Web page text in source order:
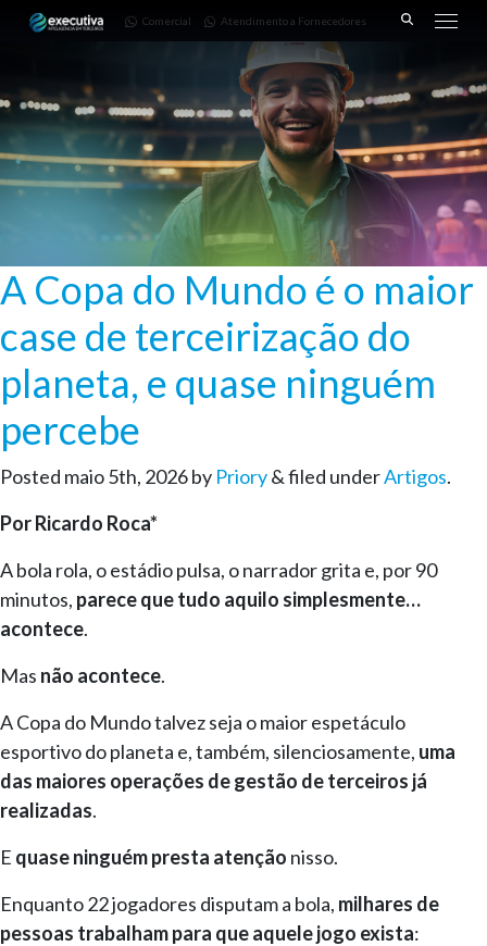
3668-
Pinhais
Comercial Atendimento a Fornecedores
A Copa do Mundo é o maior
case de terceirização do
planeta, e quase ninguém
percebe
Posted maio 5th, 2026by Priory&filed underArtigos.
Por Ricardo Roca*
A bola rola, o estádio pulsa, o narrador grita e, por 90
minutos, parece que tudo aquilo simplesmente…
acontece.
Mas não acontece.
A Copa do Mundo talvez seja o maior espetáculo
esportivo do planeta e, também, silenciosamente, uma
das maiores operações de gestão de terceiros já
realizadas.
E quase ninguém presta atenção nisso.
Enquanto 22 jogadores disputam a bola, milhares de
pessoas trabalham para que aquele jogo exista: